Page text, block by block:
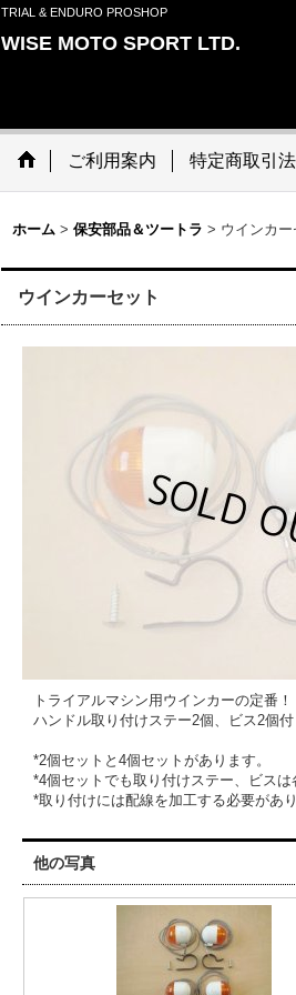
TRIAL & ENDURO PROSHOP
WISE MOTO SPORT LTD.
ご利用案内 特定商取引
ホーム > 保安部品＆ツートラ > ウインカ
ウインカーセット
トライアルマシン用ウインカーの定番！
ハンドル取り付けステー2個、ビス2個
*2個セットと4個セットがあります。
*4個セットでも取り付けステー、ビス
*取り付けには配線を加工する必要があ
他の写真